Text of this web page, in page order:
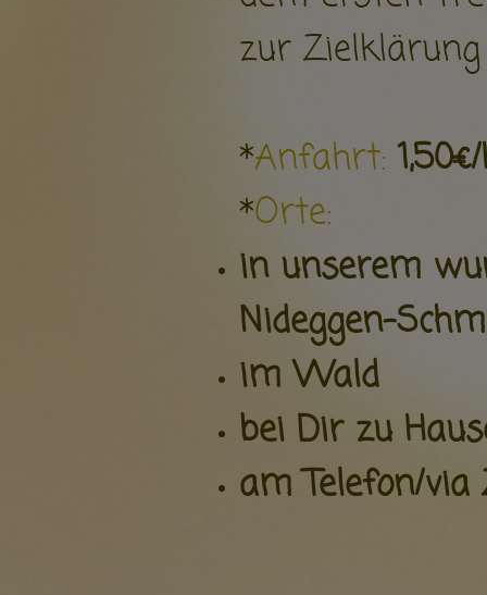
zur
*Anfahrt:
*Orte:
in unserem
Nideggen-
im Wald
bei Dir zu
am Telefon/via